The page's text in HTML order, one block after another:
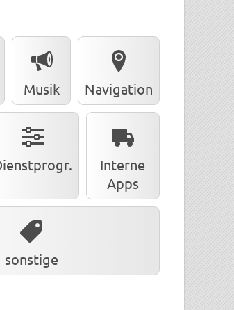
Musik Navigation
Interne
Apps
sonstige